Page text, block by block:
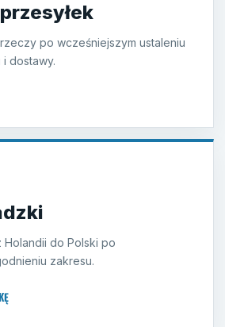
po wcześniejszym ustaleniu
dostawy.
do Polski po
zakresu.